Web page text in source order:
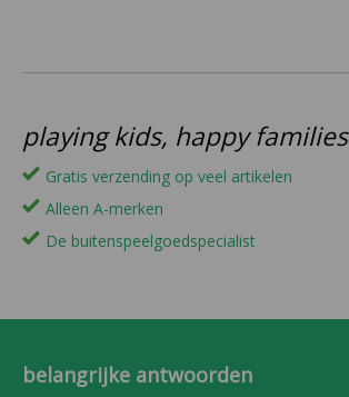
playing kids, happy families
Gratis verzending op veel artikelen
Alleen A-merken
De buitenspeelgoedspecialist
belangrijke antwoorden